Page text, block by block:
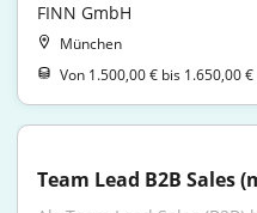
FINN GmbH
München
Von 1.500,00 € bis 1.650,00
Team Lead B2B Sales